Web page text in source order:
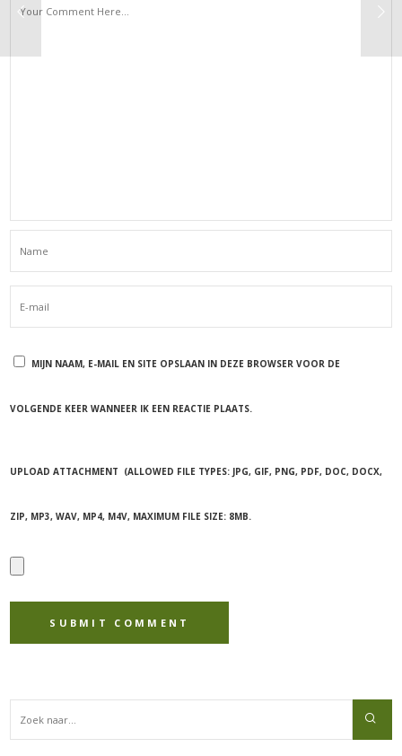
MIJN NAAM, E-MAIL EN SITE OPSLAAN IN DEZE BROWSER VOOR DE
VOLGENDE KEER WANNEER IK EEN REACTIE PLAATS.
UPLOAD ATTACHMENT (ALLOWED FILE TYPES: JPG, GIF, PNG, PDF, DOC, DOCX,
ZIP, MP3, WAV, MP4, M4V, MAXIMUM FILE SIZE: 8MB.